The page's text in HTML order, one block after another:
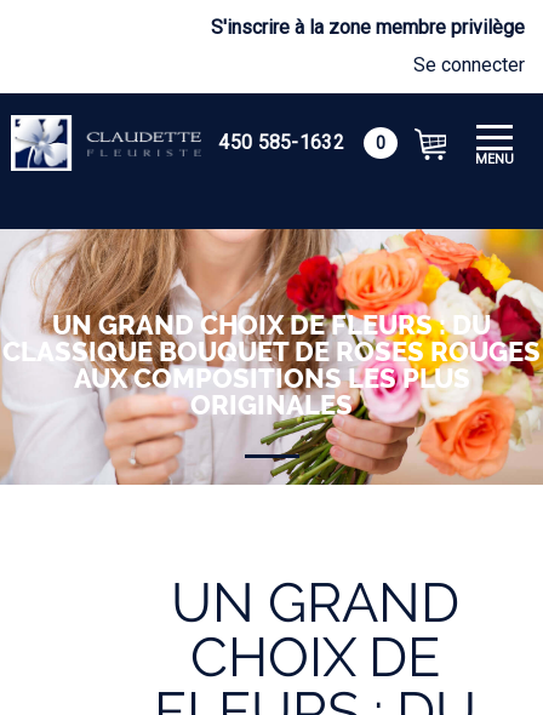
S'inscrire à la zone membre privilège
Se connecter
450 585-1632 0
UN GRAND CHOIX DE FLEURS : DU
CLASSIQUE BOUQUET DE ROSES ROUGES
AUX COMPOSITIONS LES PLUS
ORIGINALES
MENU
UN GRAND
CHOIX DE